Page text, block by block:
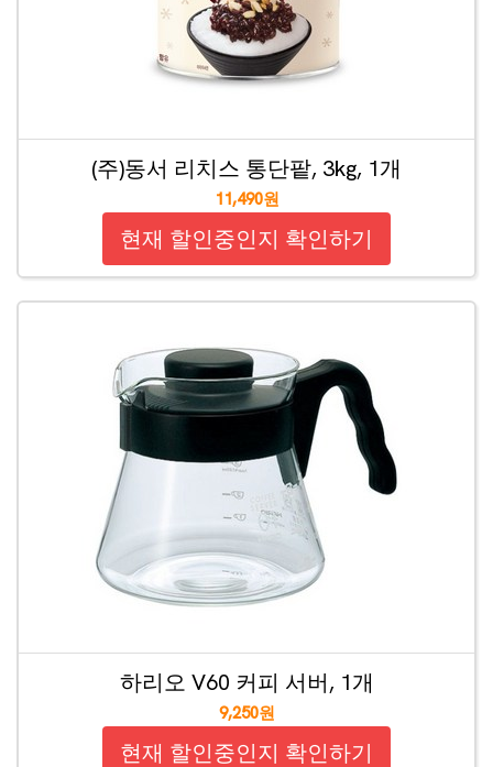
(주)동서 리치스 통단팥, 3kg, 1개
11,490원
현재 할인중인지 확인하기
하리오 V60 커피 서버, 1개
9,250원
현재 할인중인지 확인하기